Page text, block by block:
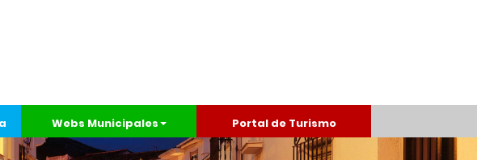
Webs Municipales Portal de Turismo